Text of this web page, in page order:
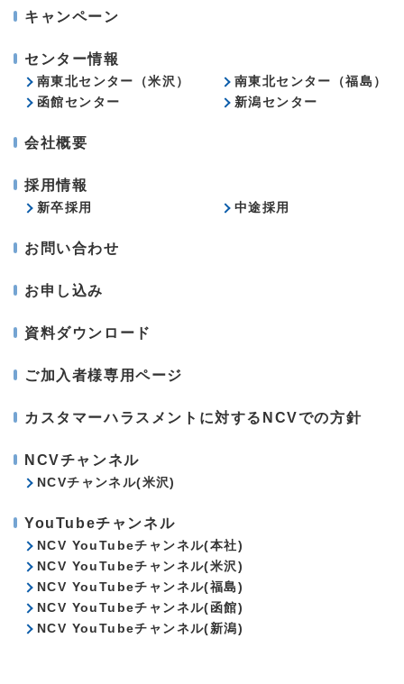
キャンペーン
センター情報
南東北センター（米沢）
南東北センター（福島）
函館センター
新潟センター
会社概要
採用情報
新卒採用 中途採用
お問い合わせ
お申し込み
資料ダウンロード
ご加入者様専用ページ
カスタマーハラスメントに対するNCVでの方針
NCVチャンネル
NCVチャンネル(米沢)
YouTubeチャンネル
NCV YouTubeチャンネル(本社)
NCV YouTubeチャンネル(米沢)
NCV YouTubeチャンネル(福島)
NCV YouTubeチャンネル(函館)
NCV YouTubeチャンネル(新潟)